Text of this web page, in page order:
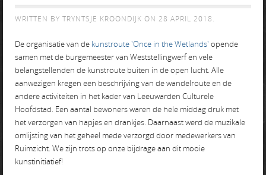
WRITTEN BY TRYNTSJE KROONDIJK ON 28 APRIL 2018.
De organisatie van de kunstroute 'Once in the Wetlands' opende
samen met de burgemeester van Weststellingwerf en vele
belangstellenden de kunstroute buiten in de open lucht. Alle
aanwezigen kregen een beschrijving van de wandelroute en de
andere activiteiten in het kader van Leeuwarden Culturele
Hoofdstad. Een aantal bewoners waren de hele middag druk met
het verzorgen van hapjes en drankjes. Daarnaast werd de muzikale
omlijsting van het geheel mede verzorgd door medewerkers van
Ruimzicht. We zijn trots op onze bijdrage aan dit mooie
kunstinitiatief!